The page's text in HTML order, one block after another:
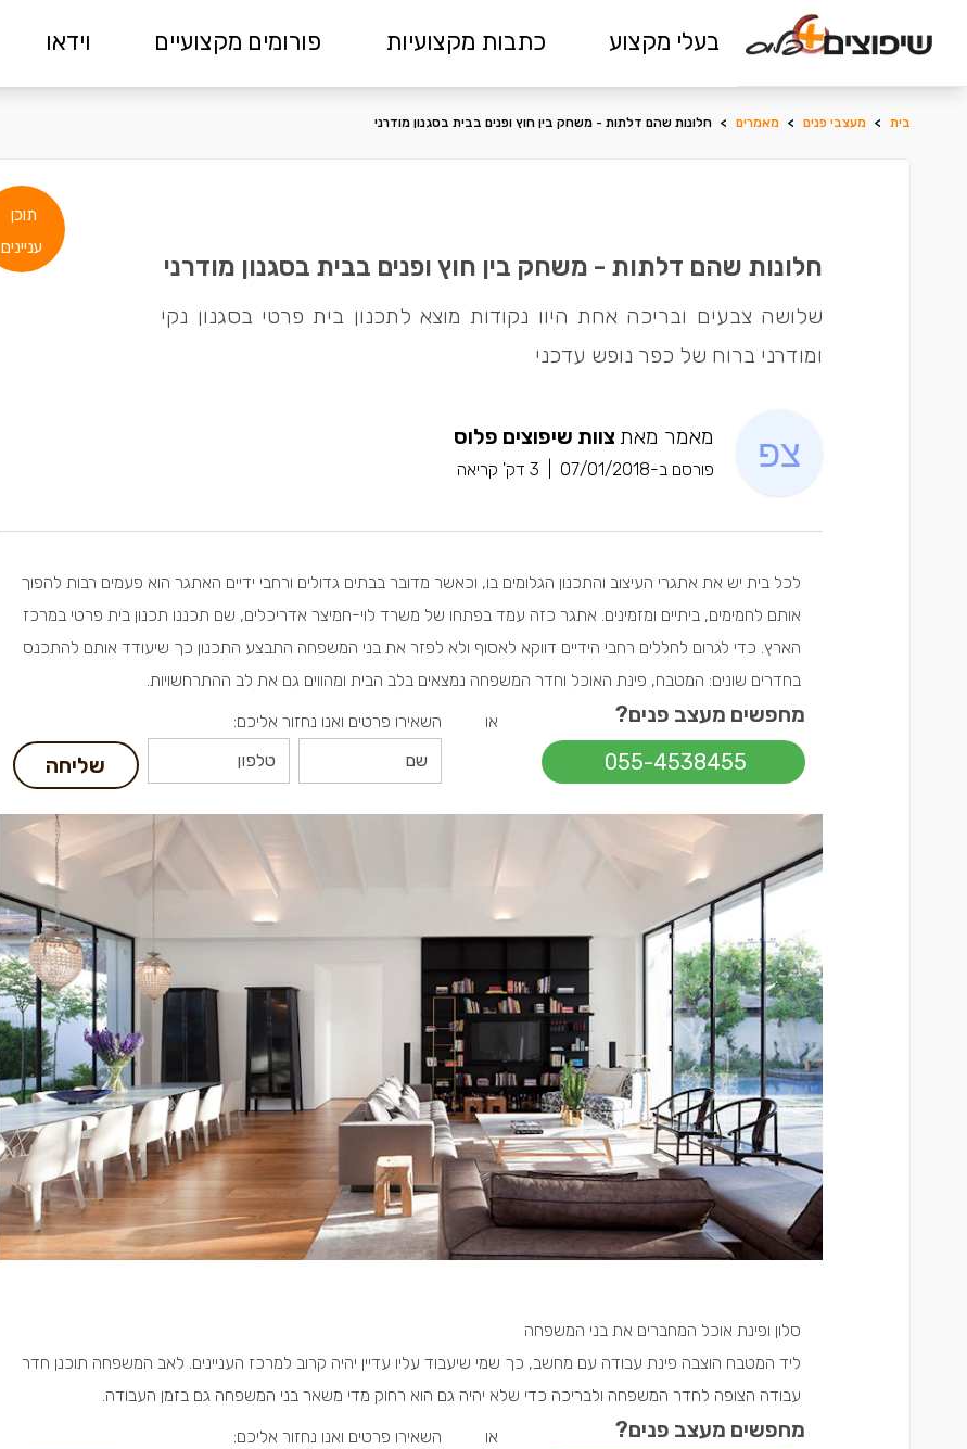
בעלי מקצוע כתבות מקצועיות פורומים מקצועיים וידאו
בית > מעצבי פנים > מאמרים > חלונות שהם דלתות - משחק בין חוץ ופנים בבית בסגנון מודרני
תוכן
עניינים
חלונות שהם דלתות - משחק בין חוץ ופנים בבית בסגנון מודרני
שלושה צבעים ובריכה אחת היוו נקודות מוצא לתכנון בית פרטי בסגנון נקי
ומודרני ברוח של כפר נופש עדכני
מאמר מאת צוות שיפוצים פלוס
פורסם ב-07/01/2018 3 דק' קריאה
לכל בית יש את אתגרי העיצוב והתכנון הגלומים בו, וכאשר מדובר בבתים גדולים ורחבי ידיים האתגר הוא פעמים רבות להפוך
אותם לחמימים, ביתיים ומזמינים. אתגר כזה עמד בפתחו של משרד לוי-חמיצר אדריכלים, שם תכננו תכנון בית פרטי במרכז
הארץ. כדי לגרום לחללים רחבי הידיים דווקא לאסוף ולא לפזר את בני המשפחה התבצע התכנון כך שיעודד אותם להתכנס
בחדרים שונים: המטבח, פינת האוכל וחדר המשפחה נמצאים בלב הבית ומהווים גם את לב ההתרחשויות.
מחפשים מעצב פנים?
055-4538455
או השאירו פרטים ואנו נחזור אליכם:
שליחה
סלון ופינת אוכל המחברים את בני המשפחה
ליד המטבח הוצבה פינת עבודה עם מחשב, כך שמי שיעבוד עליו עדיין יהיה קרוב למרכז העניינים. לאב המשפחה תוכנן חדר
עבודה הצופה לחדר המשפחה ולבריכה כדי שלא יהיה גם הוא רחוק מדי משאר בני המשפחה גם בזמן העבודה.
מחפשים מעצב פנים?
או השאירו פרטים ואנו נחזור אליכם: